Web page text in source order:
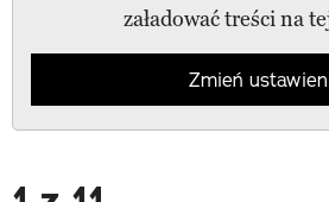
załadować treści na
Zmień